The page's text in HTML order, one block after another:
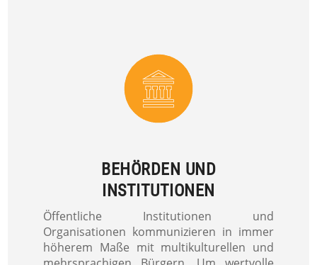
BEHÖRDEN UND
INSTITUTIONEN
Öffentliche Institutionen und
Organisationen kommunizieren in immer
höherem Maße mit multikulturellen und